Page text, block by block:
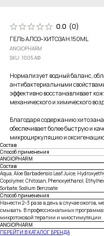
0.0 (0)
ГЕЛЬ АЛОЭ-ХИТОЗАН.150ML
ANGIOPHARM
SKU: 1005 АФ
Нормализует водный баланс,
антибактериальными
эффективно восстанавливает
механического и химического
Благодаря содержанию
обеспечивает более быструю и
микроциркуляцию и
Состав
Способ применения
ANGIOPHARM
Состав
Aqua, Aloe Barbadensis Leaf Juice,
Copolymer, Chitosan, Phenoxyethanol,
Sorbate, Sodium Benzoate
Способ применения
Нанести 2–3 раза в день в случае ожогов,
смывать. В профессиональных
микротоковой терапии и миостимуляции.
ANGIOPHARM
ПЕРЕЙТИ В КАТАЛОГ БРЕНДА